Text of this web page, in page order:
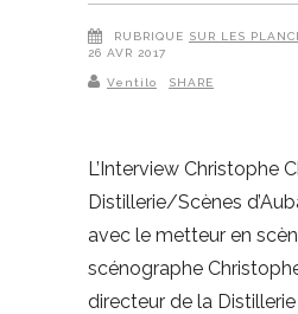
RUBRIQUE SUR LES
26 AVR 2017
Ventilo SHARE
L’Interview Christophe
Distillerie/Scènes
avec le metteur en
scénographe
directeur de la